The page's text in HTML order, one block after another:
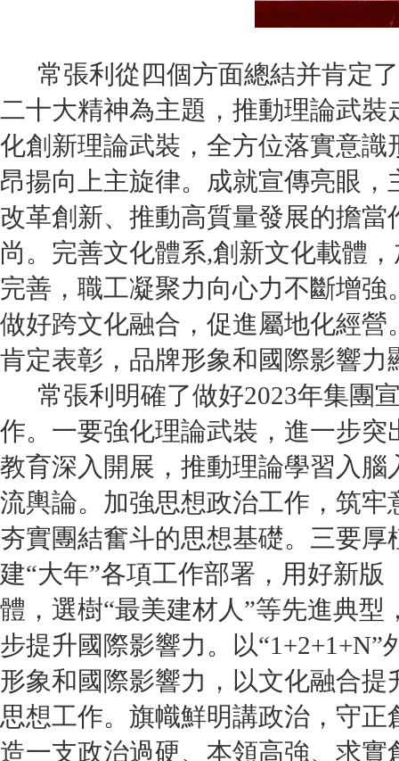
常張利從四個方面總結并肯定了
二十大精神為主題，推動理論武
化創新理論武裝，全方位落實意
昂揚向上主旋律。成就宣傳亮眼
改革創新、推動高質量發展的擔
尚。完善文化體系,創新文化載體
完善，職工凝聚力向心力不斷增
做好跨文化融合，促進屬地化經
肯定表彰，品牌形象和國際影響力
常張利明確了做好2023年集團
作。一要強化理論武裝，進一步
教育深入開展，推動理論學習入
流輿論。加強思想政治工作，筑
夯實團結奮斗的思想基礎。三要
建“大年”各項工作部署，用好新
體，選樹“最美建材人”等先進典
步提升國際影響力。以
形象和國際影響力，以文化融合
思想工作。旗幟鮮明講政治，守
造一支政治過硬、本領高強、求